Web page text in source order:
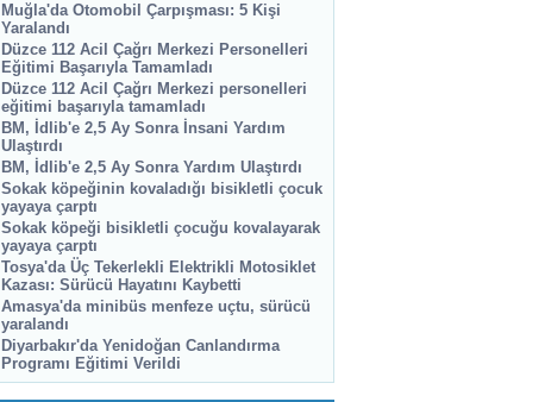
Muğla'da Otomobil Çarpışması: 5 Kişi
Yaralandı
Düzce 112 Acil Çağrı Merkezi Personelleri
Eğitimi Başarıyla Tamamladı
Düzce 112 Acil Çağrı Merkezi personelleri
eğitimi başarıyla tamamladı
BM, İdlib'e 2,5 Ay Sonra İnsani Yardım
Ulaştırdı
BM, İdlib'e 2,5 Ay Sonra Yardım Ulaştırdı
Sokak köpeğinin kovaladığı bisikletli çocuk
yayaya çarptı
Sokak köpeği bisikletli çocuğu kovalayarak
yayaya çarptı
Tosya'da Üç Tekerlekli Elektrikli Motosiklet
Kazası: Sürücü Hayatını Kaybetti
Amasya'da minibüs menfeze uçtu, sürücü
yaralandı
Diyarbakır'da Yenidoğan Canlandırma
Programı Eğitimi Verildi